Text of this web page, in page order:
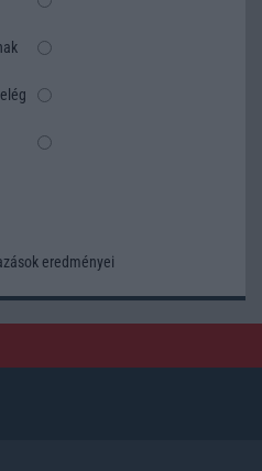
eredményei